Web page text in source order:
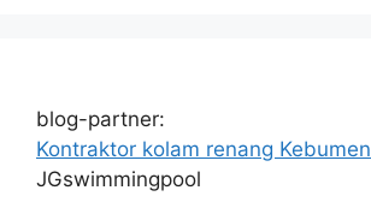
blog-partner:
Kontraktor kolam renang Kebumen
JGswimmingpool